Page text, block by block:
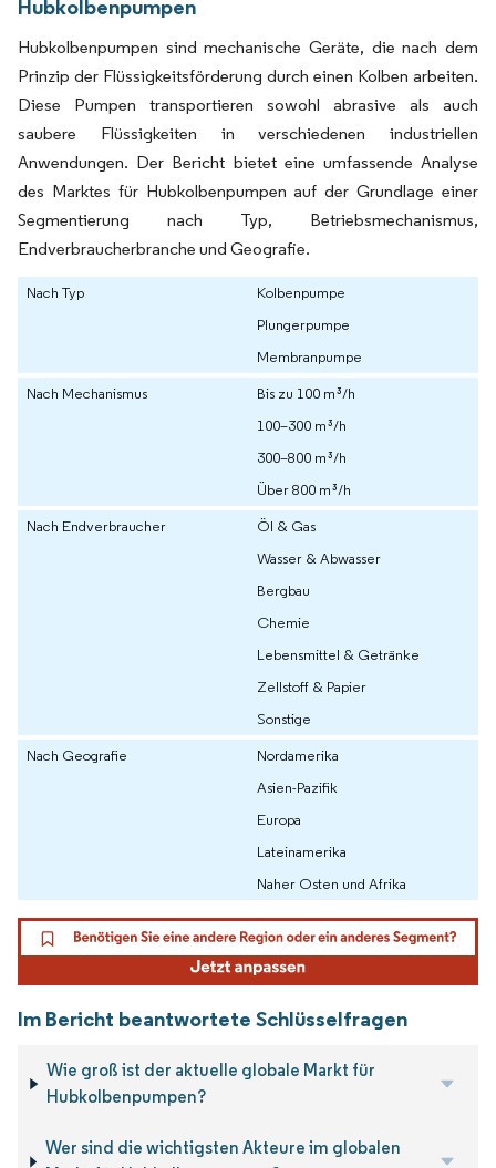
Hubkolbenpumpen
Hubkolbenpumpen sind mechanische Geräte, die nach dem
Prinzip der Flüssigkeitsförderung durch einen Kolben arbeiten.
Diese Pumpen transportieren sowohl abrasive als auch
saubere Flüssigkeiten in verschiedenen industriellen
Anwendungen. Der Bericht bietet eine umfassende Analyse
des Marktes für Hubkolbenpumpen auf der Grundlage einer
Segmentierung nach Typ, Betriebsmechanismus,
Endverbraucherbranche und Geografie.
Nach Typ
Kolbenpumpe
Plungerpumpe
Membranpumpe
Nach Mechanismus
Bis zu 100 m³/h
100–300 m³/h
300–800 m³/h
Über 800 m³/h
Nach Endverbraucher
Öl & Gas
Wasser & Abwasser
Bergbau
Chemie
Lebensmittel & Getränke
Zellstoff & Papier
Sonstige
Nach Geografie
Nordamerika
Asien-Pazifik
Europa
Lateinamerika
Naher Osten und Afrika
Im Bericht beantwortete Schlüsselfragen
Wie groß ist der aktuelle globale Markt für
Hubkolbenpumpen?
Wer sind die wichtigsten Akteure im globalen